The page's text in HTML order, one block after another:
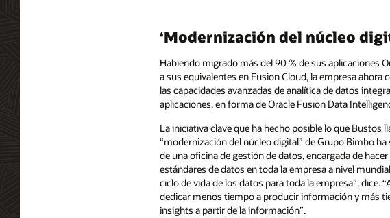
‘Modernización del núcleo
Habiendo migrado más del 90 % de sus aplicaciones
a sus equivalentes en Fusion Cloud, la empresa ahora
las capacidades avanzadas de analítica de datos
aplicaciones, en forma de Oracle Fusion Data
La iniciativa clave que ha hecho posible lo que Bustos
“modernización del núcleo digital” de Grupo Bimbo ha
de una oficina de gestión de datos, encargada de
estándares de datos en toda la empresa a nivel
ciclo de vida de los datos para toda la empresa”, dice.
dedicar menos tiempo a producir información y más
insights a partir de la información”.